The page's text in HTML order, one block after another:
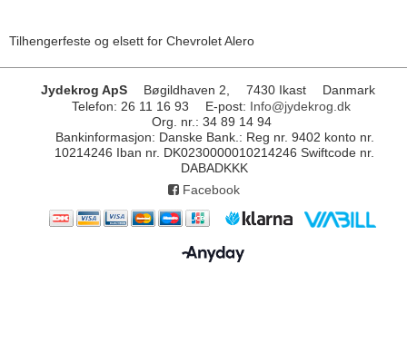
Tilhengerfeste og elsett for Chevrolet Alero
Jydekrog ApS Bøgildhaven 2, 7430 Ikast
Danmark
Telefon: 26 11 16 93 E-post: Info@jydekrog.dk
Org. nr.: 34 89 14 94
Bankinformasjon: Danske Bank.: Reg nr. 9402 konto nr.
10214246 Iban nr. DK0230000010214246 Swiftcode nr.
DABADKKK
Facebook